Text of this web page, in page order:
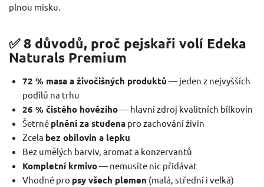
plnou misku.
✅ 8 důvodů, proč pejskaři volí Edeka
Naturals Premium
72 % masa a živočišných produktů — jeden z nejvyšších
podílů na trhu
26 % čistého hovězího— hlavní zdroj kvalitních bílkovin
Šetrné plnění za studenapro zachování živin
Zcela bez obilovin a lepku
Bez umělých barviv, aromat a konzervantů
Kompletní krmivo— nemusíte nic přidávat
Vhodné pro psy všech plemen (malá, střední i velká)